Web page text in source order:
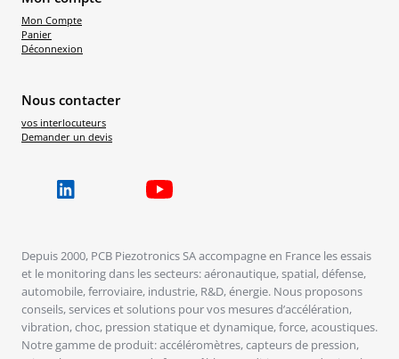
Mon Compte
Panier
Déconnexion
Nous contacter
vos interlocuteurs
Demander un devis
Depuis 2000, PCB Piezotronics SA accompagne en France les essais
et le monitoring dans les secteurs: aéronautique, spatial, défense,
automobile, ferroviaire, industrie, R&D, énergie. Nous proposons
conseils, services et solutions pour vos mesures d’accélération,
vibration, choc, pression statique et dynamique, force, acoustiques.
Notre gamme de produit: accéléromètres, capteurs de pression,